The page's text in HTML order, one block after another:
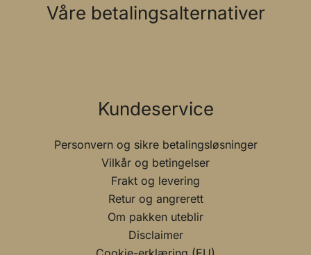
Personvern og sikre betalingsløsninger
Vilkår og betingelser
Frakt og levering
Retur og angrerett
Om pakken uteblir
Disclaimer
Cookie-erklæring (EU)
Kontakt oss